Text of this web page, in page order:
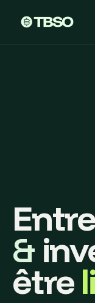
&
être